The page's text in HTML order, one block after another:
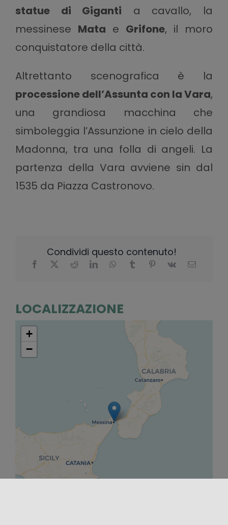
statue di Giganti a cavallo, la
messinese Mata e Grifone, il moro
conquistatore della città.
Altrettanto scenografica è la
processione dell’Assunta con la Vara,
una grandiosa macchina che
simboleggia l’Assunzione in cielo della
Madonna, tra una folla di angeli. La
partenza della Vara avviene sin dal
1535 da Piazza Castronovo.
Condividi questo contenuto!
LOCALIZZAZIONE
+
−